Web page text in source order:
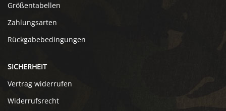
Größentabellen
Zahlungsarten
Rückgabebedingungen
SICHERHEIT
Vertrag widerrufen
Widerrufsrecht